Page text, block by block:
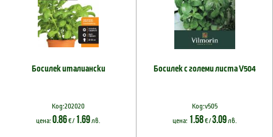
Босилек италиански
Код:202020
цена: 0.86€ / 1.69лв.
Босилек с големи листа V504
Код:v505
цена: 1.58€ /3.09лв.